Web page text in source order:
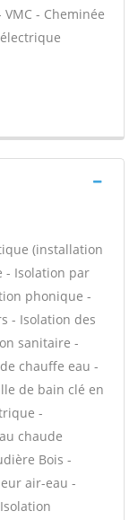
- Cheminée
(installation
- Isolation par
phonique -
- Isolation des
sanitaire -
chauffe eau -
de bain clé en
-
chaude
Bois -
air-eau -